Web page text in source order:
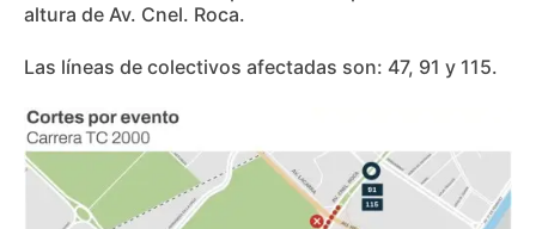
altura de Av. Cnel. Roca.
Las líneas de colectivos afectadas son: 47, 91 y 115.